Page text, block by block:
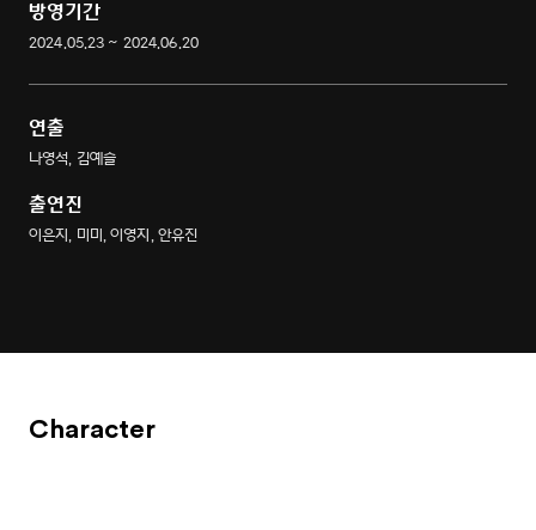
방영기간
2024.05.23 ~ 2024.06.20
연출
나영석, 김예슬
출연진
이은지, 미미, 이영지, 안유진
Character